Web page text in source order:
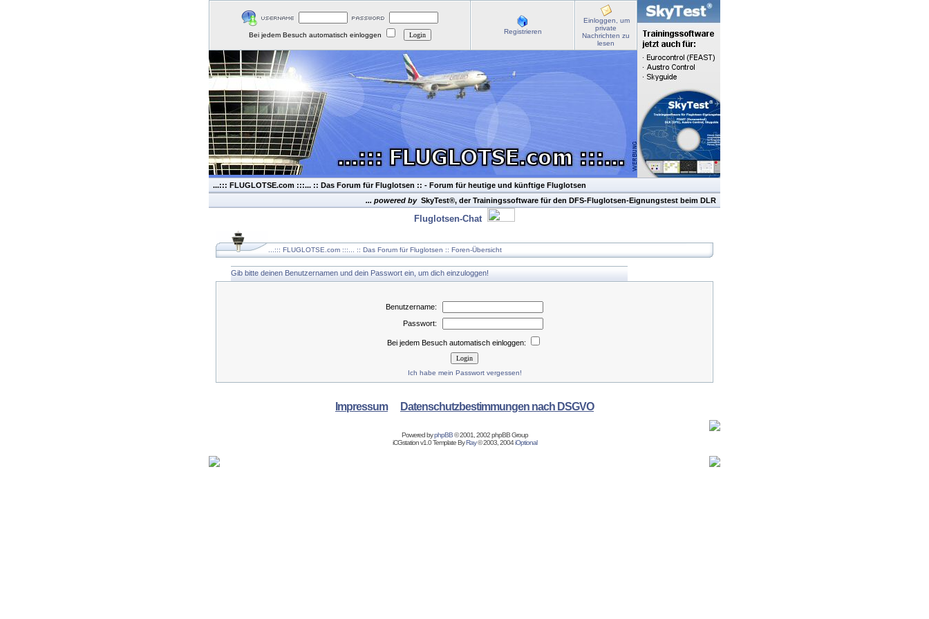
Bei jedem Besuch automatisch einloggen Registrieren
Einloggen, um
private
Nachrichten zu
lesen
...::: FLUGLOTSE.com :::... :: Das Forum für Fluglotsen :: - Forum für heutige und künftige Fluglotsen
... powered by SkyTest®, der Trainingssoftware für den DFS-Fluglotsen-Eignungstest beim DLR
Fluglotsen-Chat
...::: FLUGLOTSE.com :::... :: Das Forum für Fluglotsen :: Foren-Übersicht
Gib bitte deinen Benutzernamen und dein Passwort ein, um dich einzuloggen!
Benutzername:
Passwort:
Bei jedem Besuch automatisch einloggen:
Ich habe mein Passwort vergessen!
Impressum Datenschutzbestimmungen nach DSGVO
Powered byphpBB© 2001, 2002 phpBB Group
iCGstation v1.0 Template ByRay© 2003, 2004iOptional